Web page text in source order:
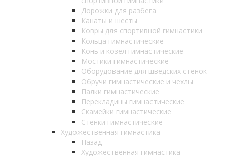
Дорожки для разбега
Канаты и шесты
Ковры для спортивной гимнастики
Кольца гимнастические
Конь и козёл гимнастические
Мостики гимнастические
Оборудование для шведских стенок
Обручи гимнастические и чехлы
Палки гимнастические
Перекладины гимнастические
Скамейки гимнастические
Стенки гимнастические
Художественная гимнастика
Назад
Художественная гимнастика